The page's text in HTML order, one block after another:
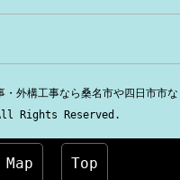
外構工事なら桑名市や四日市市な
All Rights Reserved.
Map Top